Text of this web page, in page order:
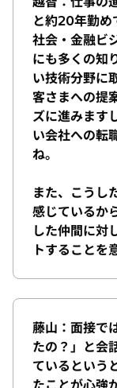
と約20年勤め
社会・金融ビ
にも多くの知
い技術分野に
客さまへの提
ズに進みます
い会社への転
ね。
また、こうし
感じているか
した仲間に対
トすることを
藤山：面接で
たの？」と会
ているという